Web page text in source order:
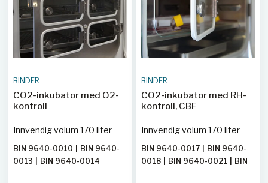
BINDER
CO2-inkubator med O2-
kontroll
Innvendig volum 170 liter
BIN 9640-0010
BIN 9640-
0013
BIN 9640-0014
BINDER
CO2-inkubator med RH-
kontroll, CBF
Innvendig volum 170 liter
BIN 9640-0017
BIN 9640-
0018
BIN 9640-0021
BIN